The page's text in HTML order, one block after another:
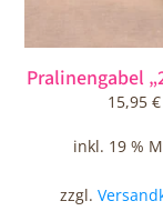
Pralinengabel
15,95 €
inkl. 19 %
zzgl.